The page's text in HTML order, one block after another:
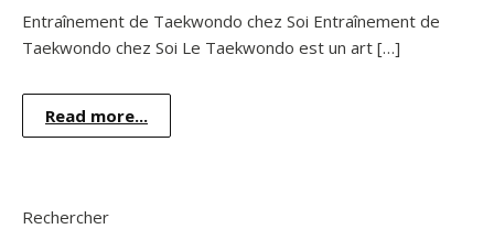
Entraînement de Taekwondo chez Soi Entraînement de
Taekwondo chez Soi Le Taekwondo est un art […]
Read more...
Rechercher